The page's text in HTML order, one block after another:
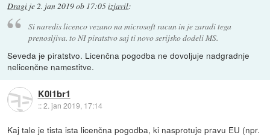
Dragi je2. jan 2019 ob 17:05izjavil:
Si naredis licenco vezano na microsoft racun in je zaradi tega
prenosljiva. to NI piratstvo saj ti novo serijsko dodeli MS.
Seveda je piratstvo. Licenčna pogodba ne dovoljuje nadgradnje
nelicenčne namestitve.
K0l1br1
::2. jan 2019, 17:14
Kaj tale je tista ista licenčna pogodba, ki nasprotuje pravu EU (npr.